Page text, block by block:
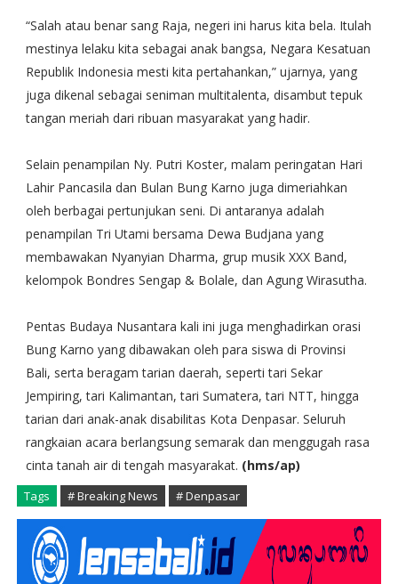
“Salah atau benar sang Raja, negeri ini harus kita bela. Itulah
mestinya lelaku kita sebagai anak bangsa, Negara Kesatuan
Republik Indonesia mesti kita pertahankan,” ujarnya, yang
juga dikenal sebagai seniman multitalenta, disambut tepuk
tangan meriah dari ribuan masyarakat yang hadir.
Selain penampilan Ny. Putri Koster, malam peringatan Hari
Lahir Pancasila dan Bulan Bung Karno juga dimeriahkan
oleh berbagai pertunjukan seni. Di antaranya adalah
penampilan Tri Utami bersama Dewa Budjana yang
membawakan Nyanyian Dharma, grup musik XXX Band,
kelompok Bondres Sengap & Bolale, dan Agung Wirasutha.
Pentas Budaya Nusantara kali ini juga menghadirkan orasi
Bung Karno yang dibawakan oleh para siswa di Provinsi
Bali, serta beragam tarian daerah, seperti tari Sekar
Jempiring, tari Kalimantan, tari Sumatera, tari NTT, hingga
tarian dari anak-anak disabilitas Kota Denpasar. Seluruh
rangkaian acara berlangsung semarak dan menggugah rasa
cinta tanah air di tengah masyarakat. (hms/ap)
Tags # Breaking News # Denpasar